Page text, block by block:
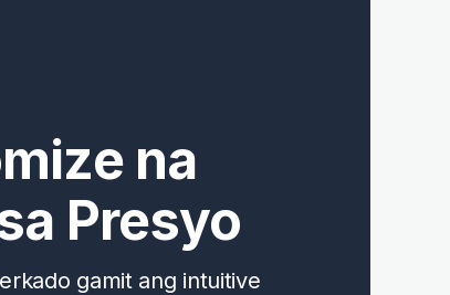
na
Presyo
gamit ang intuitive